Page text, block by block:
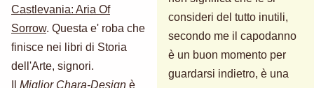
Castlevania: Aria Of
Sorrow. Questa e' roba che
finisce nei libri di Storia
dell'Arte, signori.
Miglior Chara-Design è
consideri del tutto inutili,
secondo me il capodanno
è un buon momento per
guardarsi indietro, è una